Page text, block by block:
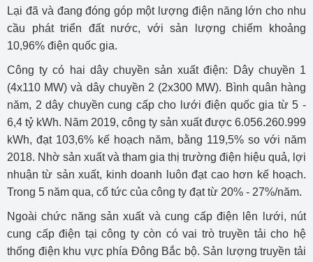
Lại đã và đang đóng góp một lượng điện năng lớn cho nhu
cầu phát triển đất nước, với sản lượng chiếm khoảng
10,96% điện quốc gia.
Công ty có hai dây chuyền sản xuất điện: Dây chuyền 1
(4x110 MW) và dây chuyền 2 (2x300 MW). Bình quân hàng
năm, 2 dây chuyền cung cấp cho lưới điện quốc gia từ 5 -
6,4 tỷ kWh. Năm 2019, công ty sản xuất được 6.056.260.999
kWh, đạt 103,6% kế hoạch năm, bằng 119,5% so với năm
2018. Nhờ sản xuất và tham gia thị trường điện hiệu quả, lợi
nhuận từ sản xuất, kinh doanh luôn đạt cao hơn kế hoạch.
Trong 5 năm qua, cổ tức của công ty đạt từ 20% - 27%/năm.
Ngoài chức năng sản xuất và cung cấp điện lên lưới, nút
cung cấp điện tại công ty còn có vai trò truyền tải cho hệ
thống điện khu vực phía Đông Bắc bộ. Sản lượng truyền tải